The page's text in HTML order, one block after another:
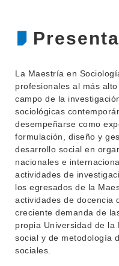
La Maestría en
profesionales al más
campo de la
sociológicas
desempeñarse como
formulación, diseño y
desarrollo social en
nacionales e
actividades de
los egresados de la
actividades de docencia
creciente demanda de
propia Universidad de
social y de metodología
sociales.